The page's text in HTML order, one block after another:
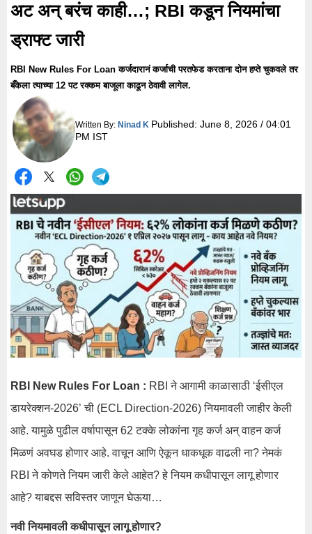
अट अन् बरंच काही…; RBI कडून नियमांचा
ड्राफ्ट जारी
RBI New Rules For Loan कर्जदारानं कर्जाची परतफेड करताना दोन हप्ते चुकवले तर
बँकेला त्याच्या 12 पट रक्कम बाजूला काढून ठेवावी लागेल.
Written By:Ninad K Published:June 8, 2026 / 04:01
PM IST
RBI New Rules For Loan : RBI ने आगामी काळासाठी ‘ईसीएल
डायरेक्शन-2026’ ची (ECL Direction-2026) नियमावली जाहीर केली
आहे. यामुळे पुढील वर्षापासून 62 टक्के लोकांना गृह कर्ज अन् वाहन कर्ज
मिळणं अवघड होणार आहे. वाचून आणि ऐकून धाकधूक वाढली ना? नेमकं
RBI ने कोणते नियम जारी केले आहेत? हे नियम कधीपासून लागू होणार
आहे? याबद्दस सविस्तर जाणून घेऊया…
नवी नियमावली कधीपासून लागू होणार?